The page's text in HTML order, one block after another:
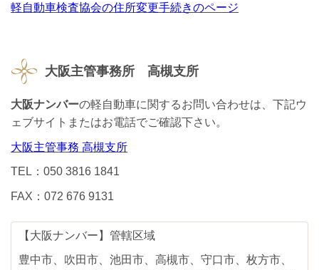
軽自動車検査協会の住所変更手続きのページ
大阪主管事務所 高槻支所
大阪ナンバーの軽自動車に関するお問い合わせは、下記ウ
ェブサイトまたはお電話でご確認下さい。
大阪主管事務 高槻支所
TEL：050 3816 1841
FAX：072 676 9131
【大阪ナンバー】管轄区域
豊中市、吹田市、池田市、高槻市、守口市、枚方市、